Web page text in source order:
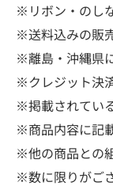
※リボン・のし
※送料込みの販
※離島・沖縄県
※クレジット決
※掲載されてい
※商品内容に記
※他の商品との
※数に限りがご